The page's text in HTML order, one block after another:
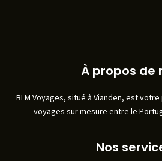
À propos de
BLM Voyages, situé à Vianden, est
voyages sur mesure entre le
Nos